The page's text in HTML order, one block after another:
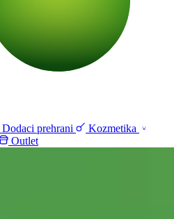
Dodaci prehrani
Kozmetika
Outlet